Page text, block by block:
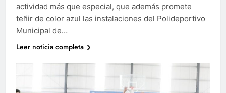
actividad más que especial, que además promete
teñir de color azul las instalaciones del Polideportivo
Municipal de…
Leer noticia completa